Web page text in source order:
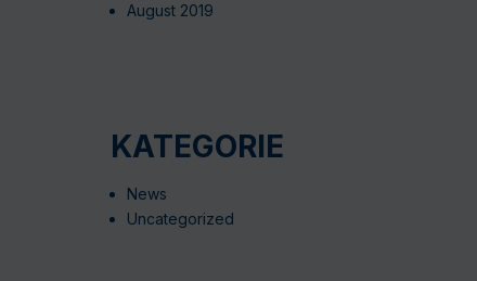
August 2019
KATEGORIE
News
Uncategorized